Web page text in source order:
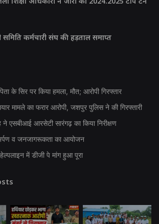
समिति कर्मचारी संघ की हड़ताल समाप्त
के सिर पर किया हमला, मौत; आरोपी गिरफ्तार
मामले का फरार आरोपी, जशपुर पुलिस ने की गिरफ्तारी
एसबीआई आरसेटी सारंगढ़ का किया निरीक्षण
व जनजागरूकता का आयोजन
में डीजी पे मांग हुआ पूरा